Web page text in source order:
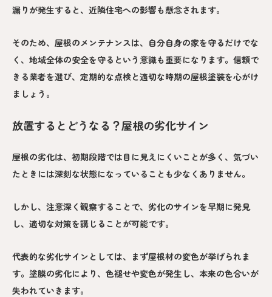
漏りが発生すると、近隣住宅への影響も懸念されます。
そのため、屋根のメンテナンスは、自分自身の家を守るだけでな
く、地域全体の安全を守るという意識も重要になります。信頼で
きる業者を選び、定期的な点検と適切な時期の屋根塗装を心がけ
ましょう。
放置するとどうなる？屋根の劣化サイン
屋根の劣化は、初期段階では目に見えにくいことが多く、気づい
たときには深刻な状態になっていることも少なくありません。
しかし、注意深く観察することで、劣化のサインを早期に発見
し、適切な対策を講じることが可能です。
代表的な劣化サインとしては、まず屋根材の変色が挙げられま
す。塗膜の劣化により、色褪せや変色が発生し、本来の色合いが
失われていきます。